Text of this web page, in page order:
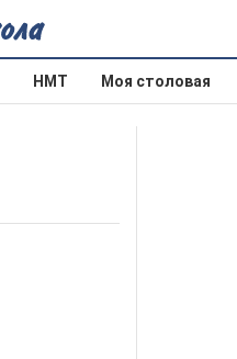
НМТ Моя столовая